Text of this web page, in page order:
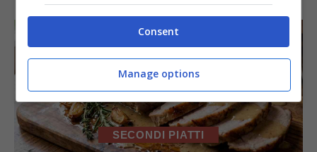
SECONDI PIATTI
Consent
Manage options